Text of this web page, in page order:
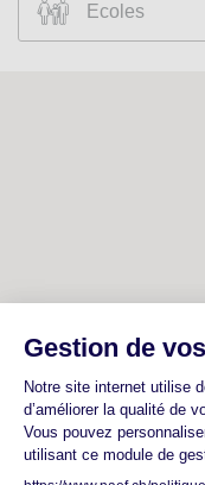
Ecoles